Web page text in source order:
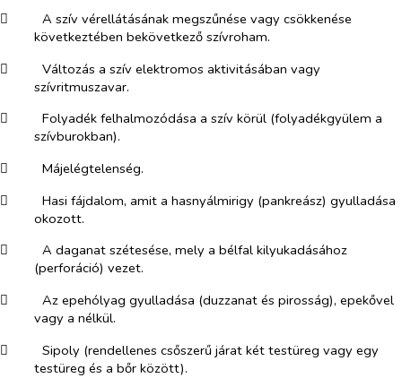
​
A szív vérellátásának megszűnése vagy csökkenése
következtében bekövetkező szívroham.
​
Változás a szív elektromos aktivitásában vagy
szívritmuszavar.
​
Folyadék felhalmozódása a szív körül (folyadékgyülem a
szívburokban).
​
Májelégtelenség.
​
Hasi fájdalom, amit a hasnyálmirigy (pankreász) gyulladása
okozott.
​
A daganat szétesése, mely a bélfal kilyukadásához
(perforáció) vezet.
​
Az epehólyag gyulladása (duzzanat és pirosság), epekővel
vagy a nélkül.
​
Sipoly (rendellenes csőszerű járat két testüreg vagy egy
testüreg és a bőr között).